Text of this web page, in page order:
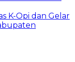
K-Opi dan Gelar